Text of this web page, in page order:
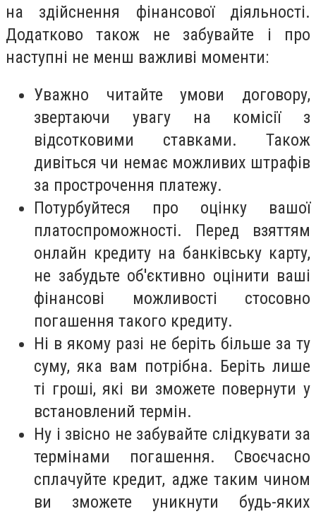
на здійснення фінансової діяльності.
Додатково також не забувайте і про
наступні не менш важливі моменти:
Уважно читайте умови договору,
звертаючи увагу на комісії з
відсотковими ставками. Також
дивіться чи немає можливих штрафів
за прострочення платежу.
Потурбуйтеся про оцінку вашої
платоспроможності. Перед взяттям
онлайн кредиту на банківську карту,
не забудьте об'єктивно оцінити ваші
фінансові можливості стосовно
погашення такого кредиту.
Ні в якому разі не беріть більше за ту
суму, яка вам потрібна. Беріть лише
ті гроші, які ви зможете повернути у
встановлений термін.
Ну і звісно не забувайте слідкувати за
термінами погашення. Своєчасно
сплачуйте кредит, адже таким чином
ви зможете уникнути будь-яких